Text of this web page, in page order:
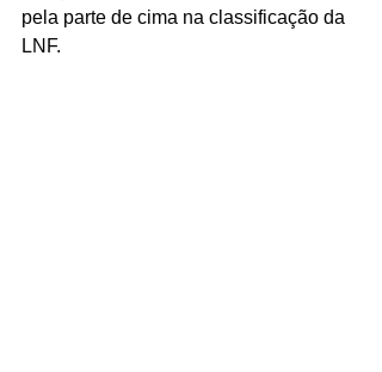
pela parte de cima na classificação da
LNF.